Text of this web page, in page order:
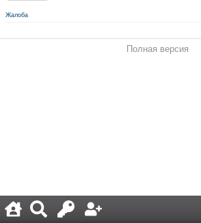
Жалоба
Полная версия